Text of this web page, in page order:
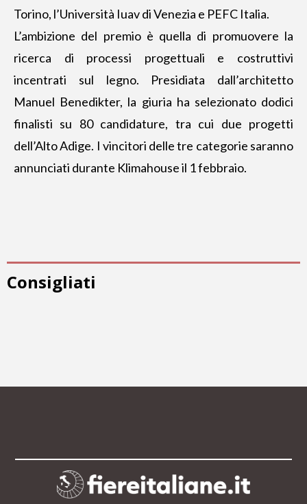
Torino, l’Università Iuav di Venezia e PEFC Italia.
L’ambizione del premio è quella di promuovere la
ricerca di processi progettuali e costruttivi
incentrati sul legno. Presidiata dall’architetto
Manuel Benedikter, la giuria ha selezionato dodici
finalisti su 80 candidature, tra cui due progetti
dell’Alto Adige. I vincitori delle tre categorie saranno
annunciati durante Klimahouse il 1 febbraio.
Consigliati